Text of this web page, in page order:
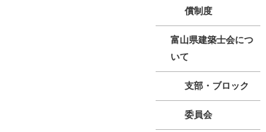
償制度
富山県建築士会につ
いて
支部・ブロック
委員会